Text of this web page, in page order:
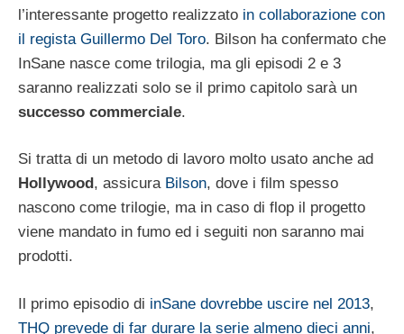
l’interessante progetto realizzato in collaborazione con
il regista Guillermo Del Toro. Bilson ha confermato che
InSane nasce come trilogia, ma gli episodi 2 e 3
saranno realizzati solo se il primo capitolo sarà un
successo commerciale.
Si tratta di un metodo di lavoro molto usato anche ad
Hollywood , assicura Bilson, dove i film spesso
nascono come trilogie, ma in caso di flop il progetto
viene mandato in fumo ed i seguiti non saranno mai
prodotti.
Il primo episodio di inSane dovrebbe uscire nel 2013,
THQ prevede di far durare la serie almeno dieci anni,